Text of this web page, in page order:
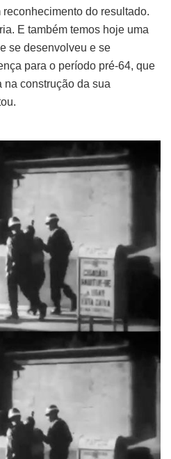
do resultado.
E também temos hoje uma
se desenvolveu e se
para o período pré-64, que
construção da sua